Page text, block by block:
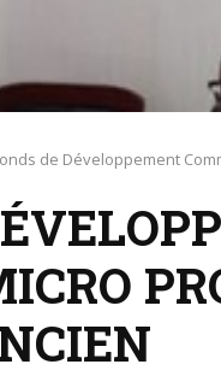
de Développement